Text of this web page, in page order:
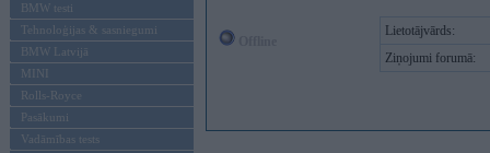
BMW testi
Tehnoloģijas & sasniegumi
BMW Latvijā
MINI
Rolls-Royce
Pasākumi
Vadāmības tests
Lietotājvārds:
Ziņojumi forumā: